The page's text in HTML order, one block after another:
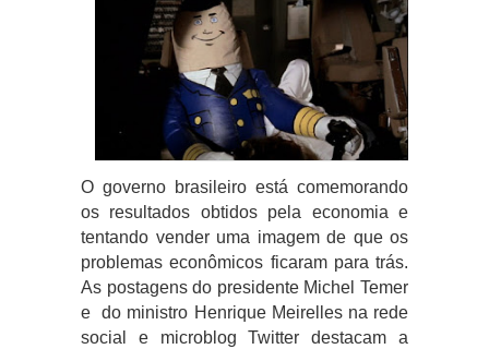
O governo brasileiro está comemorando
os resultados obtidos pela economia e
tentando vender uma imagem de que os
problemas econômicos ficaram para trás.
As postagens do presidente Michel Temer
e do ministro Henrique Meirelles na rede
social e microblog Twitter destacam a